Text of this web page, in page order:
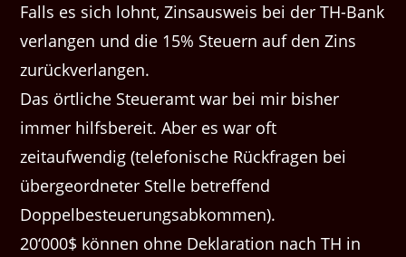
Falls es sich lohnt, Zinsausweis bei der TH-Bank
verlangen und die 15% Steuern auf den Zins
zurückverlangen.
Das örtliche Steueramt war bei mir bisher
immer hilfsbereit. Aber es war oft
zeitaufwendig (telefonische Rückfragen bei
übergeordneter Stelle betreffend
Doppelbesteuerungsabkommen).
20‘000$ können ohne Deklaration nach TH in